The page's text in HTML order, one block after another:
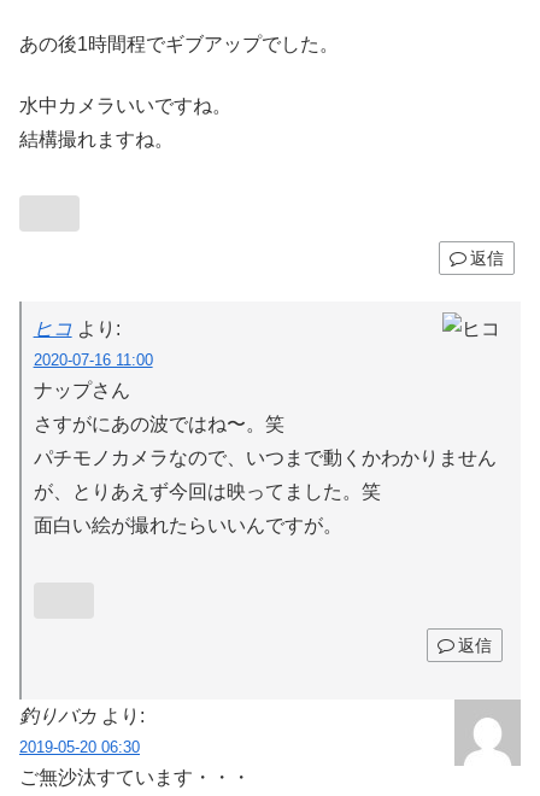
あの後1時間程でギブアップでした。
水中カメラいいですね。
結構撮れますね。
返信
ヒコ より:
2020-07-16 11:00
ナップさん
さすがにあの波ではね〜。笑
パチモノカメラなので、いつまで動くかわかりません
が、とりあえず今回は映ってました。笑
面白い絵が撮れたらいいんですが。
返信
釣りバカ より:
2019-05-20 06:30
ご無沙汰すています・・・